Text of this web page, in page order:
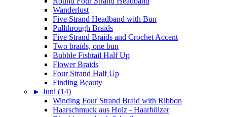
Wanderlust
Five Strand Headband with Bun
Pullthrough Braids
Five Strand Braids and Crochet Accent
Two braids, one bun
Bubble Fishtail Half Up
Flower Braids
Four Strand Half Up
Finding Beauty
► Juni (14)
Winding Four Strand Braid with Ribbon
Haarschmuck aus Holz - Haarhölzer